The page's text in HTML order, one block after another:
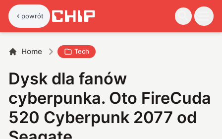
powrót
Home Tech
Dysk dla fanów
cyberpunka. Oto FireCuda
520 Cyberpunk 2077 od